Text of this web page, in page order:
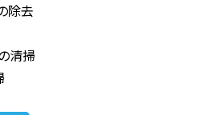
除去
清掃